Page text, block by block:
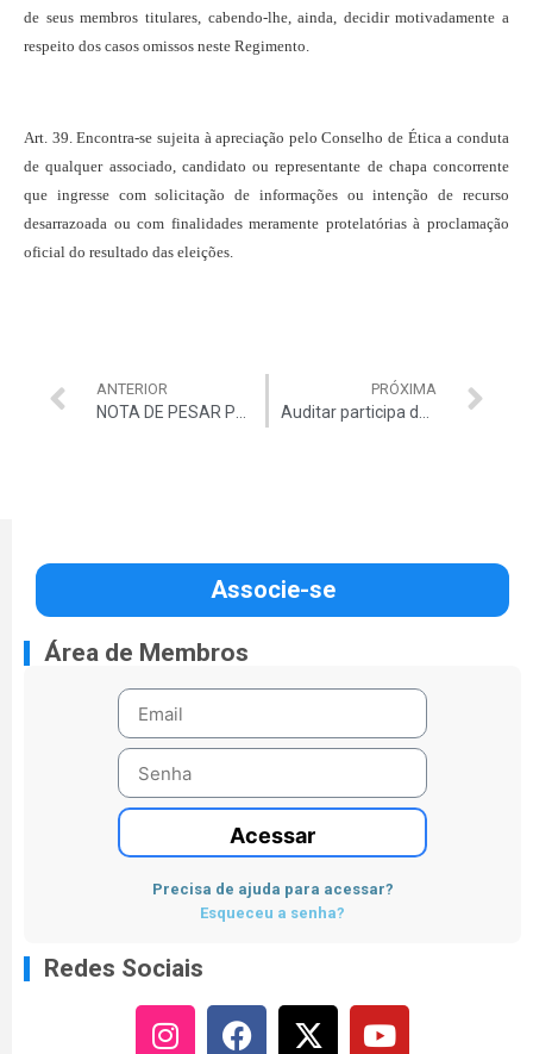
de seus membros titulares, cabendo-lhe, ainda, decidir motivadamente a
respeito dos casos omissos neste Regimento.
Art. 39. Encontra-se sujeita à apreciação pelo Conselho de Ética a conduta
de qualquer associado, candidato ou representante de chapa concorrente
que ingresse com solicitação de informações ou intenção de recurso
desarrazoada ou com finalidades meramente protelatórias à proclamação
oficial do resultado das eleições.
ANTERIOR PRÓXIMA
Associe-se
Área de Membros
Acessar
Precisa de ajuda para acessar?
Esqueceu a senha?
Redes Sociais